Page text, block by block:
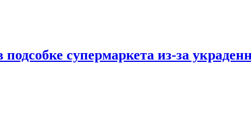
супермаркета из-за